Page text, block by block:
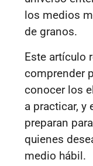
los medios
de granos.
Este artículo
comprender
conocer los
a practicar, y
preparan
quienes
medio hábil.